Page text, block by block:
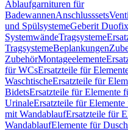
Ablaufgarnituren für
BadewannenAnschlusssets
und SpülsystemeGeberit Duofix
SystemwändeTragsysteme
TragsystemeBeplankungen
ZubehörMontageelemente
für WCsErsatzteile für
WaschtischeErsatzteile für
BidetsErsatzteile für Elemente
UrinaleErsatzteile für
mit WandablaufErsatzteile für
WandablaufElemente für